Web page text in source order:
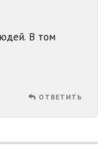
В том
ОТВЕТИТЬ